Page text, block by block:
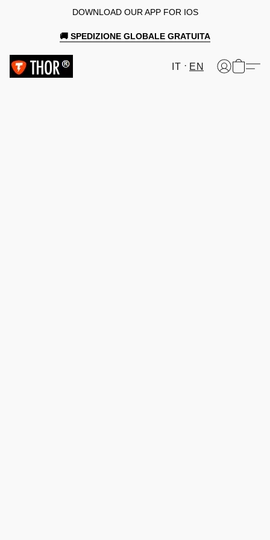
DOWNLOAD OUR APP FOR IOS
🚚 SPEDIZIONE GLOBALE GRATUITA
IT EN